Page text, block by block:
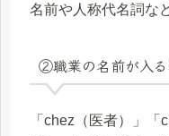
名前や人称代名詞な
②職業の名前が入
「chez（医者）」